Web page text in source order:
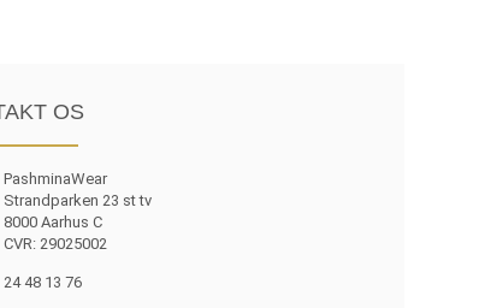
OS
PashminaWear
Strandparken 23 st tv
8000 Aarhus C
CVR: 29025002
24 48 13 76